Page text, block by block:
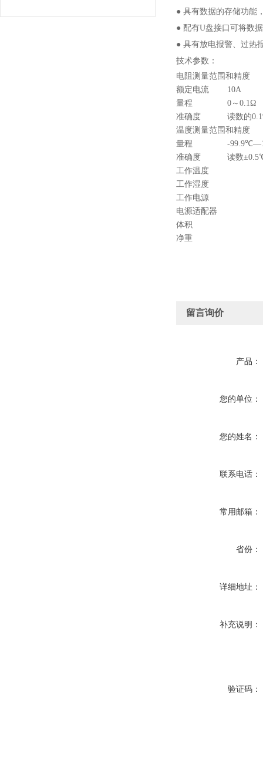
● 具有数据的存储功能
● 配有U盘接口可将数
● 具有放电报警、过热
技术参数：
电阻测量范围和精度
额定电流
10A
量程
0～0.1Ω
准确度
读数的
温度测量范围和精度
量程
-
准确度
读数
工作温度
工作湿度
工作电源
电源适配器
体积
净重
留言询价
产品：
您的单位：
您的姓名：
联系电话：
常用邮箱：
省份：
详细地址：
补充说明：
验证码：